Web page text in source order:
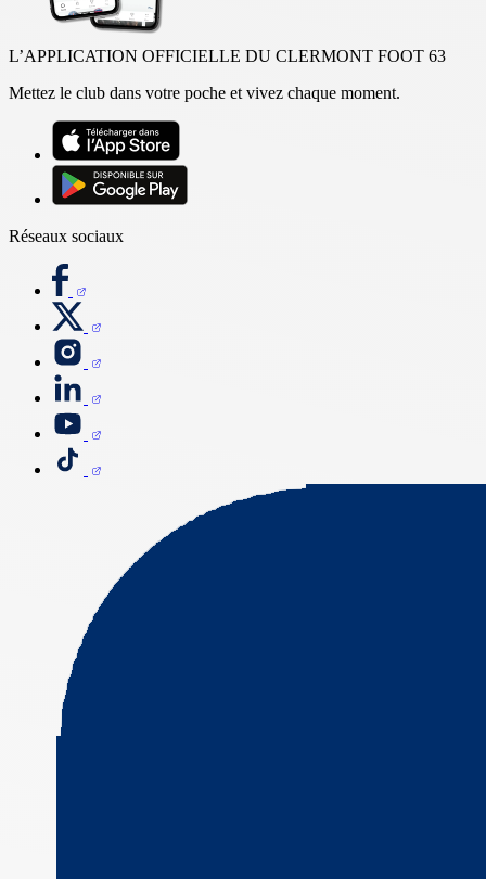
L’APPLICATION OFFICIELLE DU CLERMONT FOOT 63
Mettez le club dans votre poche et vivez chaque moment.
Réseaux sociaux